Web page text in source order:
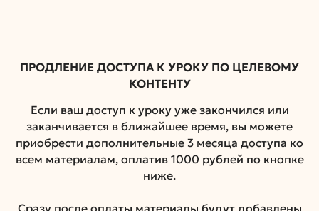
ПРОДЛЕНИЕ ДОСТУПА К УРОКУ ПО ЦЕЛЕВОМУ
КОНТЕНТУ
Если ваш доступ к уроку уже закончился или
заканчивается в ближайшее время, вы можете
приобрести дополнительные 3 месяца доступа ко
всем материалам, оплатив 1000 рублей по кнопке
ниже.
Сразу после оплаты материалы будут добавлены